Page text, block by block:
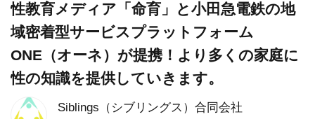
Siblings（シブリングス）合同会社
性教育メディア「命育」と小田急電鉄の地
域密着型サービスプラットフォーム
ONE（オーネ）が提携！より多くの家庭に
性の知識を提供していきます。